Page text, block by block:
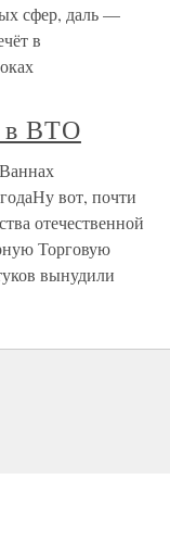
сфер, даль —
в
в ВТО
вот, почти
отечественной
Торговую
вынудили